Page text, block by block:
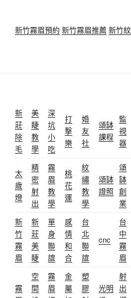
新竹霧眉預約 新竹霧眉推薦 新竹
新
莊
除
毛
美
睫
教
學
深
坑
小
吃
打
擊
樂
婚
友
社
頌缽
課程
監
視
器
太
歲
燈
精
密
射
出
霧
眉
教
學
桃
花
運
紋
繡
教
學
頌缽
證照
頌
缽
創
業
新
竹
霧
眉
新
莊
美
睫
單
身
聯
誼
感
情
和
合
台
北
聯
誼
cnc
台
中
霧
眉
霧
空
間
霧
眉
金
屬
塑
膠
光明
射
出